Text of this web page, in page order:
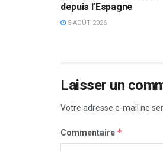
depuis l’Espagne
5 AOÛT 2026
Laisser un
Votre adresse e-mail ne
Commentaire *